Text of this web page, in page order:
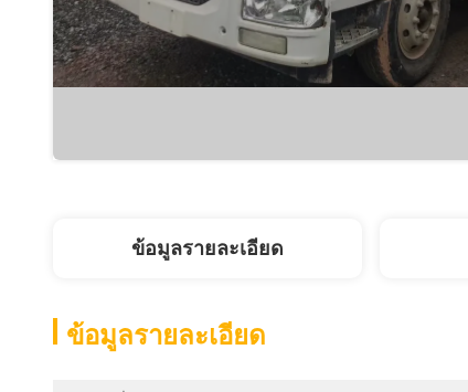
ข้อมูลรายละเอียด
ข้อมูลรายละเอียด